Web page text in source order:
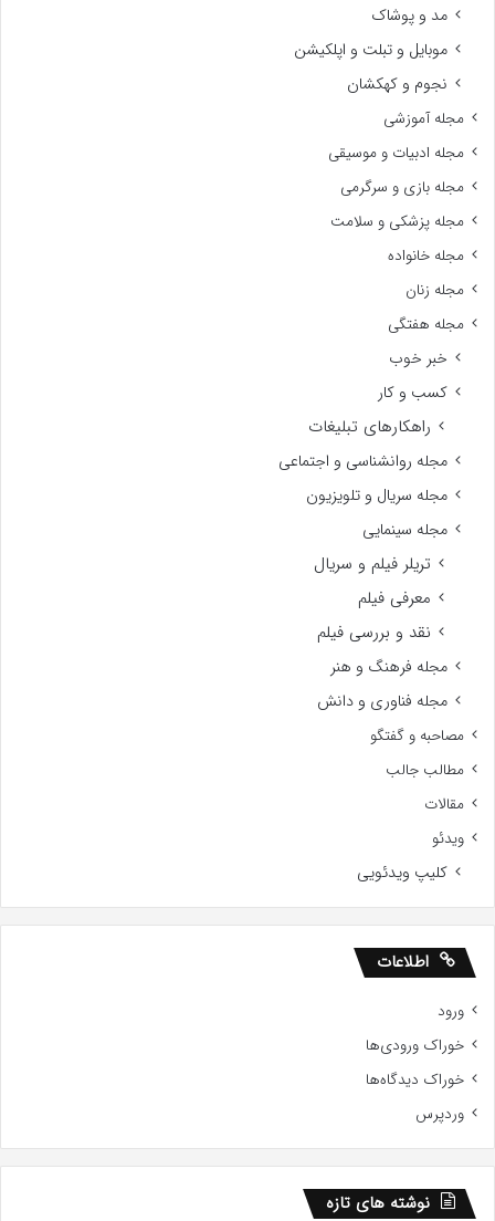
مد و پوشاک
موبایل و تبلت و اپلکیشن
نجوم و کهکشان
مجله آموزشی
مجله ادبیات و موسیقی
مجله بازی و سرگرمی
مجله پزشکی و سلامت
مجله خانواده
مجله زنان
مجله هفتگی
خبر خوب
کسب و کار
راهکارهای تبلیغات
مجله روانشناسی و اجتماعی
مجله سریال و تلویزیون
مجله سینمایی
تریلر فیلم و سریال
معرفی فیلم
نقد و بررسی فیلم
مجله فرهنگ و هنر
مجله فناوری و دانش
مصاحبه و گفتگو
مطالب جالب
مقالات
ویدئو
کلیپ ویدئویی
اطلاعات
ورود
خوراک ورودی‌ها
خوراک دیدگاه‌ها
وردپرس
نوشته های تازه